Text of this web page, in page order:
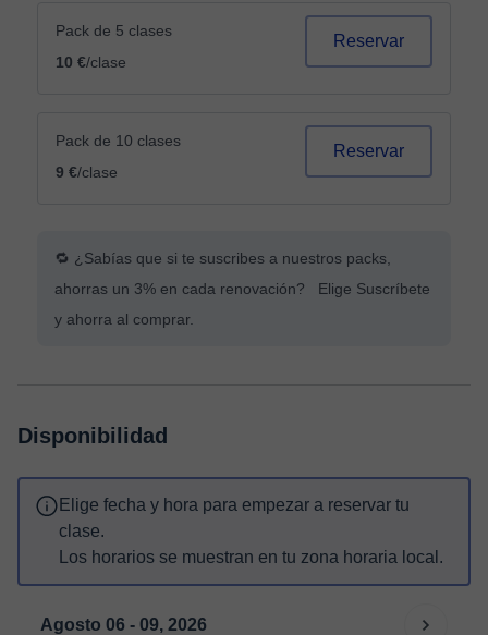
Pack de 5 clases
10 €/clase
Reservar
Pack de 10 clases
9 €/clase
Reservar
🔁 ¿Sabías que si te suscribes a nuestros packs,
ahorras un 3% en cada renovación? Elige Suscríbete
y ahorra al comprar.
Disponibilidad
Elige fecha y hora para empezar a reservar tu
clase.
Los horarios se muestran en tu zona horaria local.
Agosto 06 - 09, 2026